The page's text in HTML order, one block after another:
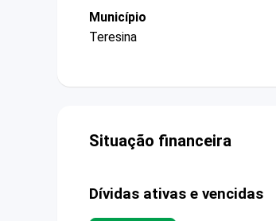
Município
Teresina
Situação financeira
Dívidas ativas e vencidas